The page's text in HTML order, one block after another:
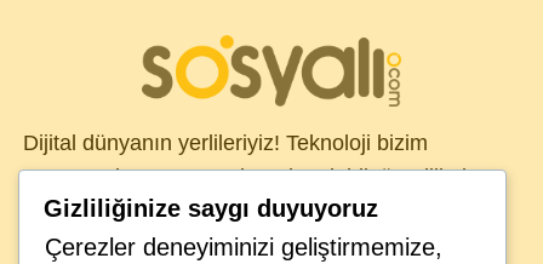
Dijital dünyanın yerlileriyiz! Teknoloji bizim
DNA’mızda var. Sosyal medya dahil tüm dijital
kanallarda, global müşterilerimiz için çözümler
üretiyoruz. Sosyali ekibinizin ayrılmaz bir parçası
Gizliliğinize saygı duyuyoruz
Çerezler deneyiminizi geliştirmemize,